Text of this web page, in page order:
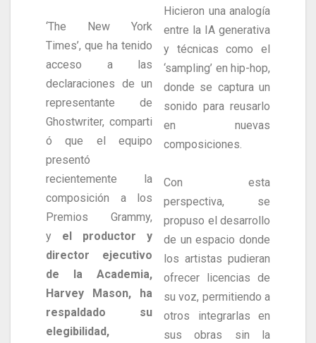
‘The New York
Times’, que ha tenido
acceso a las
declaraciones de un
representante de
Ghostwriter, comparti
ó que el equipo
presentó
recientemente la
composición a los
Premios Grammy,
y el productor y
director ejecutivo
de la Academia,
Harvey Mason, ha
respaldado su
elegibilidad,
Hicieron una analogía
entre la IA generativa
y técnicas como el
‘sampling’ en hip-hop,
donde se captura un
sonido para reusarlo
en nuevas
composiciones.
Con esta
perspectiva, se
propuso el desarrollo
de un espacio donde
los artistas pudieran
ofrecer licencias de
su voz, permitiendo a
otros integrarlas en
sus obras sin la